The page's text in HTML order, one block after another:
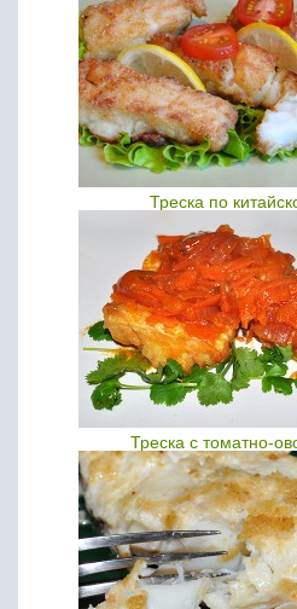
Треска по
Треска с томатно-